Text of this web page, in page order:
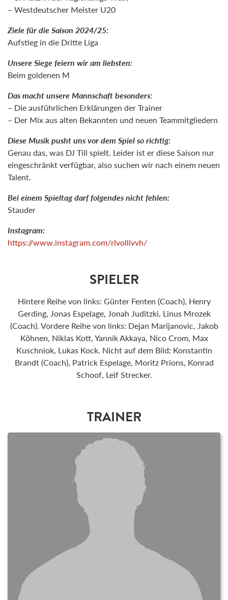
– Westdeutscher Meister U20
Ziele für die Saison 2024/25:
Aufstieg in die Dritte Liga
Unsere Siege feiern wir am liebsten:
Beim goldenen M
Das macht unsere Mannschaft besonders:
– Die ausführlichen Erklärungen der Trainer
– Der Mix aus alten Bekannten und neuen Teammitgliedern
Diese Musik pusht uns vor dem Spiel so richtig:
Genau das, was DJ Till spielt. Leider ist er diese Saison nur
eingeschränkt verfügbar, also suchen wir nach einem neuen
Talent.
Bei einem Spieltag darf folgendes nicht fehlen:
Stauder
Instagram:
https://www.instagram.com/rlvollivvh/
SPIELER
Hintere Reihe von links: Günter Fenten (Coach), Henry
Gerding, Jonas Espelage, Jonah Juditzki, Linus Mrozek
(Coach). Vordere Reihe von links: Dejan Marijanovic, Jakob
Köhnen, Niklas Kott, Yannik Akkaya, Nico Crom, Max
Kuschniok, Lukas Kock. Nicht auf dem Bild: Konstantin
Brandt (Coach), Patrick Espelage, Moritz Prions, Konrad
Schoof, Leif Strecker.
TRAINER